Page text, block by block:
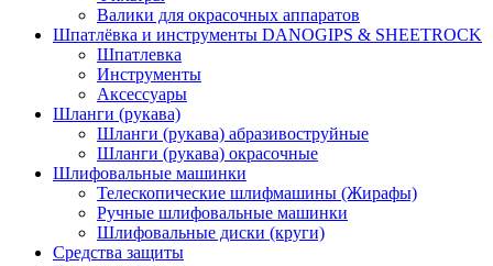
Валики для окрасочных аппаратов
Шпатлёвка и инструменты DANOGIPS & SHEETROCK
Шпатлевка
Инструменты
Аксессуары
Шланги (рукава)
Шланги (рукава) абразивоструйные
Шланги (рукава) окрасочные
Шлифовальные машинки
Телескопические шлифмашины (Жирафы)
Ручные шлифовальные машинки
Шлифовальные диски (круги)
Средства защиты